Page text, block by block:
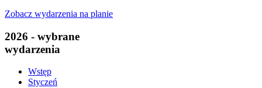
Zobacz wydarzenia na planie
2026 - wybrane
wydarzenia
Wstęp
Styczeń